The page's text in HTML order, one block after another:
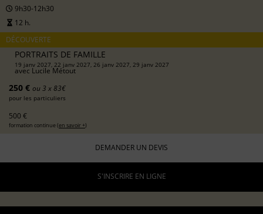
9h30-12h30
12 h.
DÉCOUVERTE
PORTRAITS DE FAMILLE
19 janv 2027, 22 janv 2027, 26 janv 2027, 29 janv 2027
avec Lucile Métout
250 € ou 3 x 83€
pour les particuliers
500 €
formation continue (en savoir +)
DEMANDER UN DEVIS
S'INSCRIRE EN LIGNE